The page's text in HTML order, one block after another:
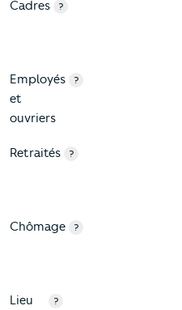
Cadres ?
Employés
et
ouvriers
?
Retraités ?
Chômage ?
Lieu
?